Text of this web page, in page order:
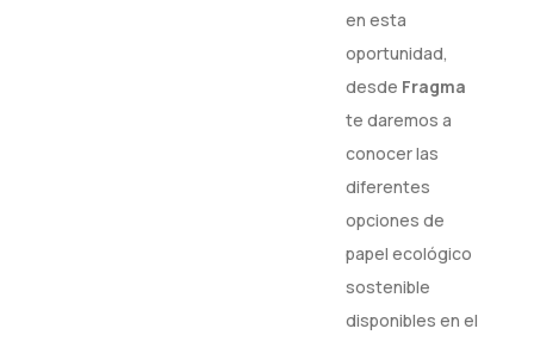
en esta
oportunidad,
desde Fragma
te daremos a
conocer las
diferentes
opciones de
papel ecológico
sostenible
disponibles en el